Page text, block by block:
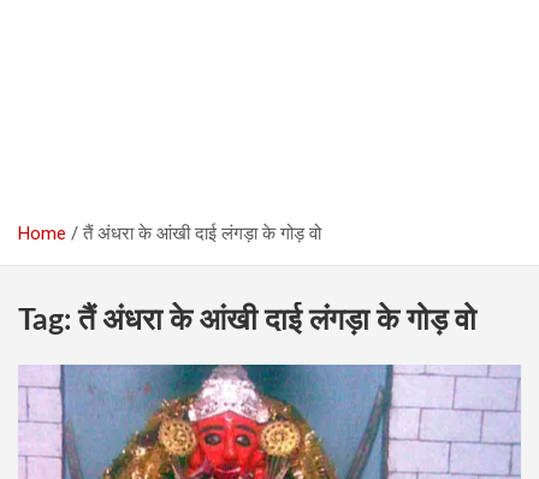
Home तैं अंधरा के आंखी दाई लंगड़ा के गोड़ वो
Tag:तैं अंधरा के आंखी दाई लंगड़ा के गोड़ वो